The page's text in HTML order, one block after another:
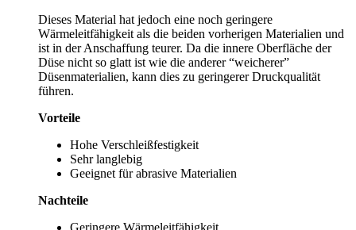
Dieses Material hat jedoch eine noch geringere
Wärmeleitfähigkeit als die beiden vorherigen Materialien und
ist in der Anschaffung teurer. Da die innere Oberfläche der
Düse nicht so glatt ist wie die anderer “weicherer”
Düsenmaterialien, kann dies zu geringerer Druckqualität
führen.
Vorteile
Hohe Verschleißfestigkeit
Sehr langlebig
Geeignet für abrasive Materialien
Nachteile
Geringere Wärmeleitfähigkeit